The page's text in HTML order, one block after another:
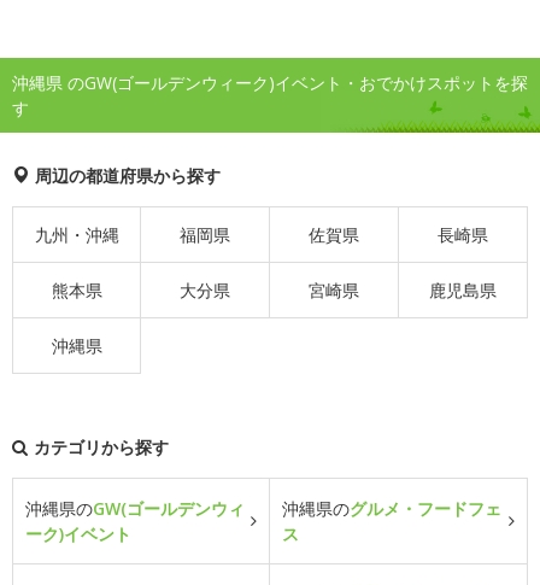
沖縄県 のGW(ゴールデンウィーク)イベント・おでかけスポットを探
す
周辺の都道府県から探す
九州・沖縄 福岡県 佐賀県 長崎県
熊本県 大分県 宮崎県 鹿児島県
沖縄県
カテゴリから探す
沖縄県のGW(ゴールデンウィ
ーク)イベント
沖縄県のグルメ・フードフェ
ス